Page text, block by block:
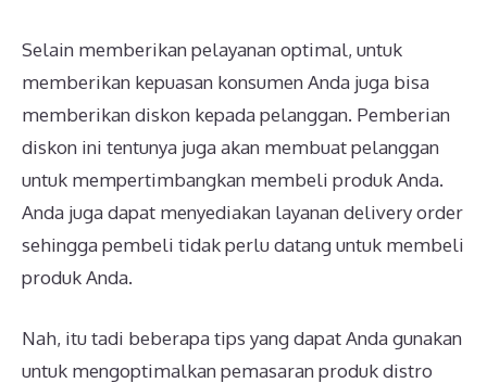
Selain memberikan pelayanan optimal, untuk
memberikan kepuasan konsumen Anda juga bisa
memberikan diskon kepada pelanggan. Pemberian
diskon ini tentunya juga akan membuat pelanggan
untuk mempertimbangkan membeli produk Anda.
Anda juga dapat menyediakan layanan delivery order
sehingga pembeli tidak perlu datang untuk membeli
produk Anda.
Nah, itu tadi beberapa tips yang dapat Anda gunakan
untuk mengoptimalkan pemasaran produk distro